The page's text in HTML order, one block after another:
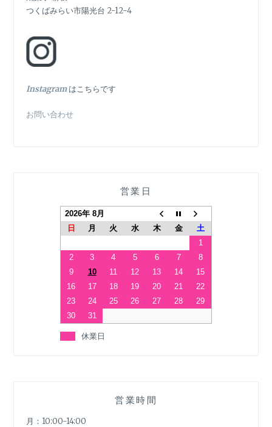
ンつくばみらい市陽光台 2-12-4
Instagramはこちらです
お問い合わせ
営業日
2026年 8月
日
月 火 水 木 金
土
1
2
3 4 5 6 7
8
9
10 11 12 13 14
15
16
17 18 19 20 21
22
23
24 25 26 27 28
29
30
31
休業日
営業時間
月：10:00-14:00